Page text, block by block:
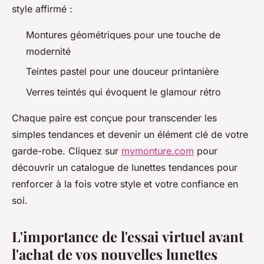
style affirmé :
Montures géométriques pour une touche de
modernité
Teintes pastel pour une douceur printanière
Verres teintés qui évoquent le glamour rétro
Chaque paire est conçue pour transcender les
simples tendances et devenir un élément clé de votre
garde-robe. Cliquez sur mymonture.com pour
découvrir un catalogue de lunettes tendances pour
renforcer à la fois votre style et votre confiance en
soi.
L'importance de l'essai virtuel avant
l'achat de vos nouvelles lunettes